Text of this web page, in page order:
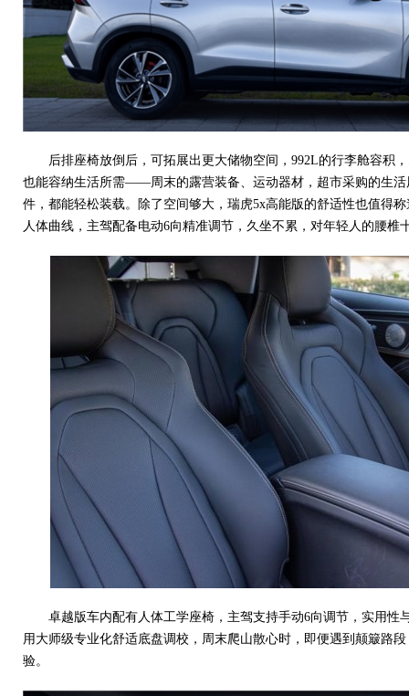
后排座椅放倒后，可拓展出更大储物空间，992L的行李舱容积
也能容纳生活所需——周末的露营装备、运动器材，超市采购的生活
件，都能轻松装载。除了空间够大，瑞虎5x高能版的舒适性也值得
人体曲线，主驾配备电动6向精准调节，久坐不累，对年轻人的腰椎
卓越版车内配有人体工学座椅，主驾支持手动6向调节，实用性
用大师级专业化舒适底盘调校，周末爬山散心时，即便遇到颠簸路
验。